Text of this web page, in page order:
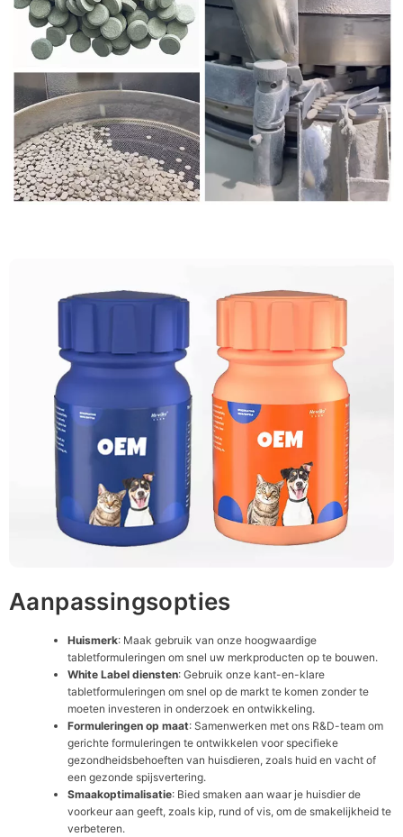
Aanpassingsopties
Huismerk: Maak gebruik van onze hoogwaardige
tabletformuleringen om snel uw merkproducten op te bouwen.
White Label diensten: Gebruik onze kant-en-klare
tabletformuleringen om snel op de markt te komen zonder te
moeten investeren in onderzoek en ontwikkeling.
Formuleringen op maat: Samenwerken met ons R&D-team om
gerichte formuleringen te ontwikkelen voor specifieke
gezondheidsbehoeften van huisdieren, zoals huid en vacht of
een gezonde spijsvertering.
Smaakoptimalisatie: Bied smaken aan waar je huisdier de
voorkeur aan geeft, zoals kip, rund of vis, om de smakelijkheid te
verbeteren.